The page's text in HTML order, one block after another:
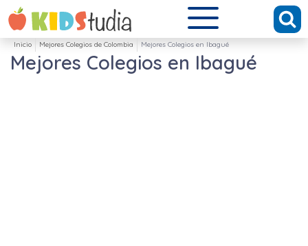
Inicio Mejores Colegios de Colombia Mejores Colegios en Ibagué
Mejores Colegios en Ibagué